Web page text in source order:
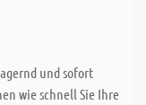
und sofort
wie schnell Sie Ihre